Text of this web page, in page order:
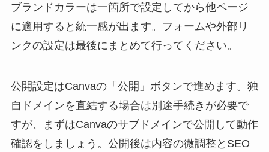
ブランドカラーは一箇所で設定してから他ページ
に適用すると統一感が出ます。フォームや外部リ
ンクの設定は最後にまとめて行ってください。
公開設定はCanvaの「公開」ボタンで進めます。独
自ドメインを直結する場合は別途手続きが必要で
すが、まずはCanvaのサブドメインで公開して動作
確認をしましょう。公開後は内容の微調整とSEO